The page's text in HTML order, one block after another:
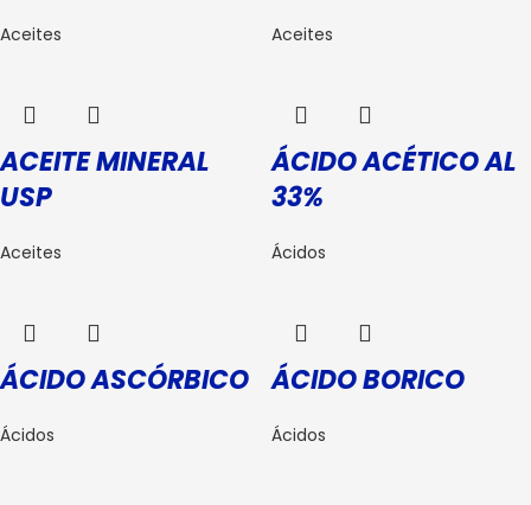
Aceites Aceites
ACEITE MINERAL
USP
Aceites
ÁCIDO ACÉTICO AL
33%
Ácidos
ÁCIDO ASCÓRBICO
Ácidos
ÁCIDO BORICO
Ácidos